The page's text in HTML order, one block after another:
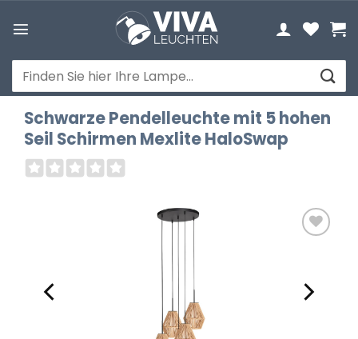
Inhalt
Suchen
nach:
Schwarze Pendelleuchte mit 5 hohen
Seil Schirmen Mexlite HaloSwap